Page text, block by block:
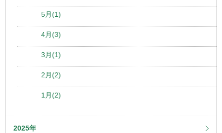
5月(1)
4月(3)
3月(1)
2月(2)
1月(2)
2025年